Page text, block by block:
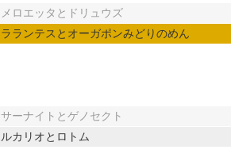
メロエッタとドリュウズ
ラランテスとオーガポンみどりのめん
サーナイトとゲノセクト
ルカリオとロトム